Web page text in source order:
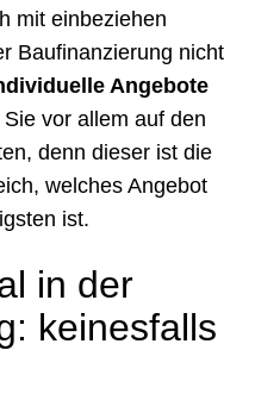
mit einbeziehen
Baufinanzierung nicht
Angebote
vor allem auf den
denn dieser ist die
welches Angebot
ist.
in der
keinesfalls